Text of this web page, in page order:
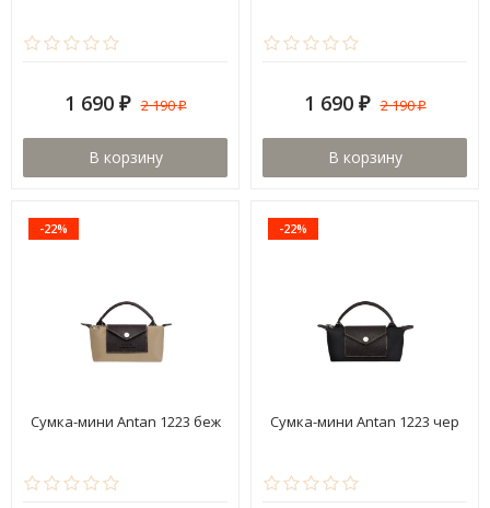
1 690 ₽ 2 190₽
В корзину
1 690 ₽ 2 190₽
В корзину
-22%
Сумка-мини Antan 1223 беж
-22%
Сумка-мини Antan 1223 чер